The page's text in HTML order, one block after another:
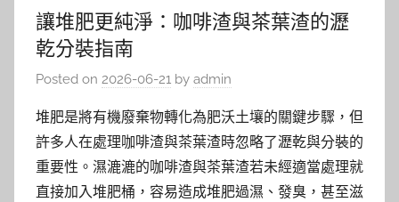
讓堆肥更純淨：咖啡渣與茶葉渣的瀝
乾分裝指南
Posted on 2026-06-21 by admin
堆肥是將有機廢棄物轉化為肥沃土壤的關鍵步驟，但
許多人在處理咖啡渣與茶葉渣時忽略了瀝乾與分裝的
重要性。濕漉漉的咖啡渣與茶葉渣若未經適當處理就
直接加入堆肥桶，容易造成堆肥過濕、發臭，甚至滋